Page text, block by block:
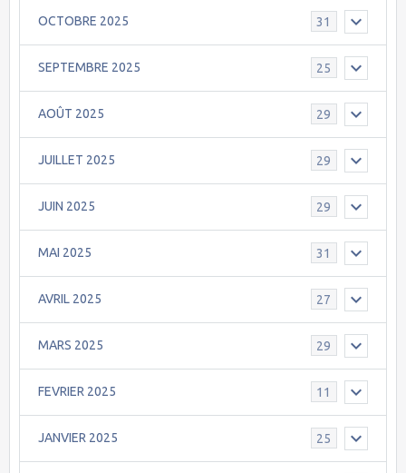
OCTOBRE 2025 31
SEPTEMBRE 2025 25
AOÛT 2025 29
JUILLET 2025 29
JUIN 2025 29
MAI 2025 31
AVRIL 2025 27
MARS 2025 29
FEVRIER 2025 11
JANVIER 2025 25